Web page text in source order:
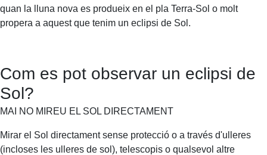
quan la lluna nova es produeix en el pla Terra-Sol o molt
propera a aquest que tenim un eclipsi de Sol.
Com es pot observar un eclipsi de
Sol?
MAI NO MIREU EL SOL DIRECTAMENT
Mirar el Sol directament sense protecció o a través d'ulleres
(incloses les ulleres de sol), telescopis o qualsevol altre